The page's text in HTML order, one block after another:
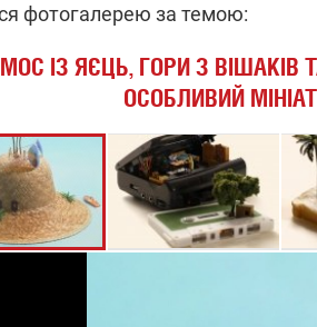
фотогалерею за темою:
ІЗ ЯЄЦЬ, ГОРИ З
ОСОБЛИВИЙ